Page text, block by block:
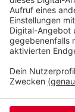
Anzeige